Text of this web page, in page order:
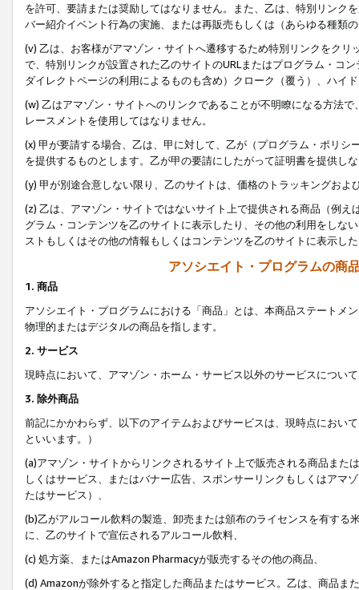
を許可、要請または奨励してはなりません。また、乙は、特別リンク
バー紹介イベント行為の実施、または再販売もしくは（あらゆる種類
(v) 乙は、お客様がアマゾン・サイトへ遷移するため特別リンクをク
で、特別リンクが設置された乙のサイトのURLまたはプログラム・コ
ダイレクトページの利用によるものも含め）クローク（覆う）、ハイ
(w) 乙はアマゾン・サイトへのリンクであることが不明瞭になる方法
レースメントを使用してはなりません。
(x) 甲が要請する場合、乙は、甲に対して、乙が（プログラム・ポリ
を提供するものとします。乙が甲の要請にしたがって証明書を提供し
(y) 甲が別途合意しない限り、乙のサイトは、価格のトラッキングお
(z) 乙は、アマゾン・サイトではないサイト上で提供される商品（例
グラム・コンテンツを乙のサイトに表示したり、その他の利用をしな
ストもしくはその他の情報もしくはコンテンツを乙のサイトに表示し
アソシエイト・プログラムの商
1. 商品
アソシエイト・プログラムにおける「商品」とは、本商品ステートメ
物理的またはデジタルの商品を指します。
2. サービス
現時点において、アマゾン・ホーム・サービス以外のサービスについ
3. 除外商品
前記にかかわらず、以下のアイテムおよびサービスは、現時点におい
といいます。）
(a)アマゾン・サイトからリンクされるサイト上で販売される商品ま
しくはサービス、またはバナー広告、スポンサーリンクもしくはアマ
たはサービス）、
(b)乙がアルコール飲料の製造、卸売または頒布のライセンスを有す
に、乙のサイトで宣伝されるアルコール飲料、
(c) 処方薬、またはAmazon Pharmacyが販売するその他の商品、
(d) Amazonが除外すると指定した商品またはサービス。乙は、商品ま